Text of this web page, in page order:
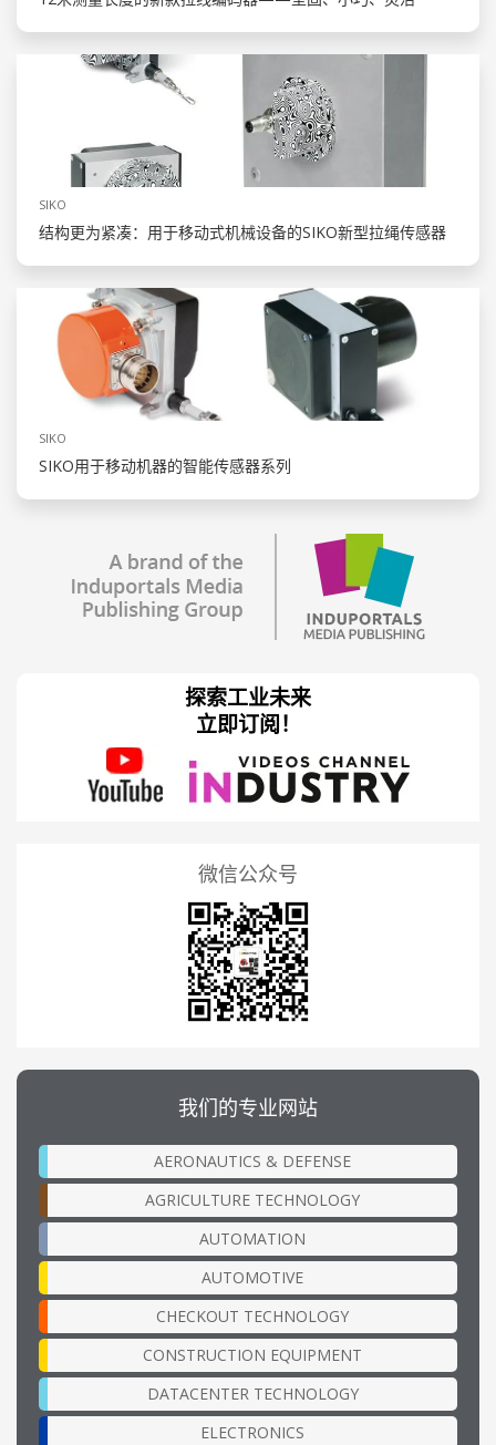
SIKO
结构更为紧凑：用于移动式机械设备的SIKO新型拉绳传感器
SIKO
SIKO用于移动机器的智能传感器系列
探索工业未来
立即订阅！
微信公众号
我们的专业网站
AERONAUTICS & DEFENSE
AGRICULTURE TECHNOLOGY
AUTOMATION
AUTOMOTIVE
CHECKOUT TECHNOLOGY
CONSTRUCTION EQUIPMENT
DATACENTER TECHNOLOGY
ELECTRONICS